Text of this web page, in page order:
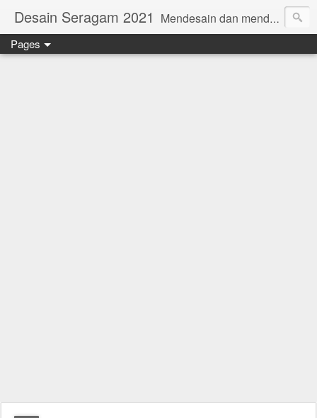
Desain Seragam 2021 Mendesain dan mendesain ulang SERAGAM KERJA 2018 www.rumahjahit.com
Pages